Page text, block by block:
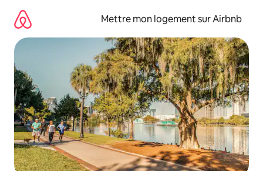
directement
contenu
Mettre mon logement sur Airbnb